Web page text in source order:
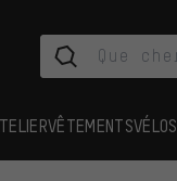
VÊTEMENTSVÉLOS